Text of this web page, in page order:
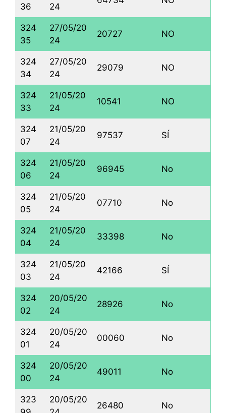
36 24
324
35
27/05/20
24
20727 NO
324
34
27/05/20
24
29079 NO
324
33
21/05/20
24
10541 NO
324
07
21/05/20
24
97537 SÍ
324
06
21/05/20
24
96945 No
324
05
21/05/20
24
07710 No
324
04
21/05/20
24
33398 No
324
03
21/05/20
24
42166 SÍ
324
02
20/05/20
24
28926 No
324
01
20/05/20
24
00060 No
324
00
20/05/20
24
49011 No
323
20/05/20
26480 No